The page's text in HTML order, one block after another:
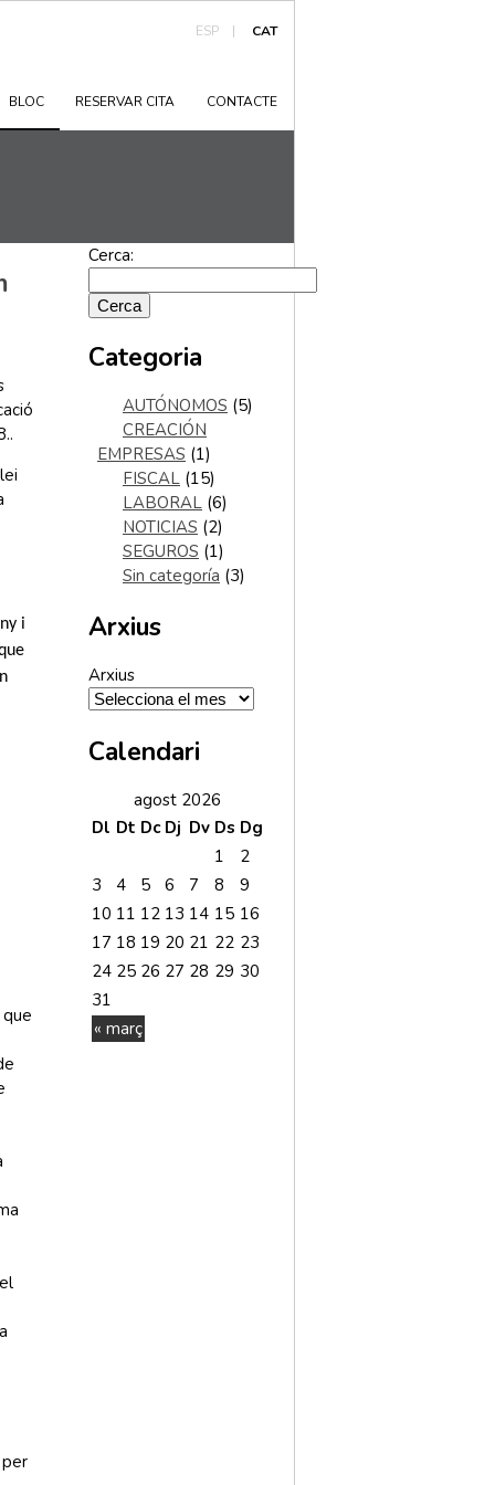
ESP | CAT
BLOC RESERVAR CITA CONTACTE
i
Cerca:
Categoria
AUTÓNOMOS (5)
CREACIÓN
EMPRESAS (1)
FISCAL (15)
LABORAL (6)
NOTICIAS (2)
SEGUROS (1)
Sin categoría (3)
Arxius
Arxius
Calendari
agost 2026
Dl Dt Dc Dj Dv Ds Dg
« març
1
2
3
4 5 6 7 8
9
10 11 12 13 14 15 16
17 18 19 20 21 22 23
24 25 26 27 28 29 30
31